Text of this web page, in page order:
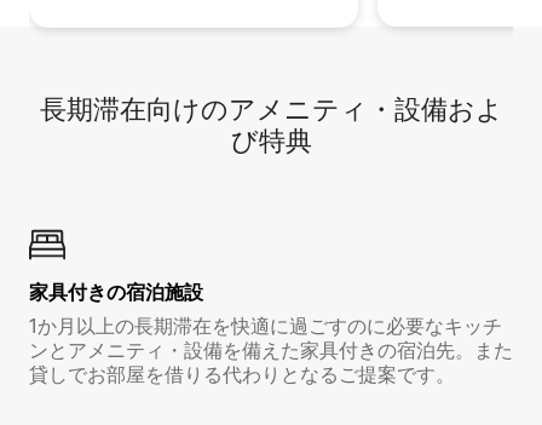
長期滞在向け⁠のア⁠メ⁠ニ⁠テ⁠ィ⁠・設⁠備⁠およ
び特⁠典
家具付き⁠の宿⁠泊⁠施⁠設
1か月以上の長期滞在を快適に過ごすのに必要なキッチ
ンとアメニティ・設備を備えた家具付きの宿泊先。また
貸しでお部屋を借りる代わりとなるご提案です。